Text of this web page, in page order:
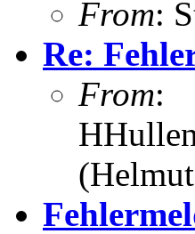
From:
Re:
From: